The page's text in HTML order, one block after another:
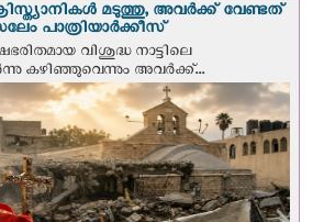
മടുത്തു, അവർക്ക് വേണ്ടത്
പാത്രിയാര്‍ക്കീസ്
വിശുദ്ധ നാട്ടിലെ
കഴിഞ്ഞുവെന്നും അവർക്ക്...